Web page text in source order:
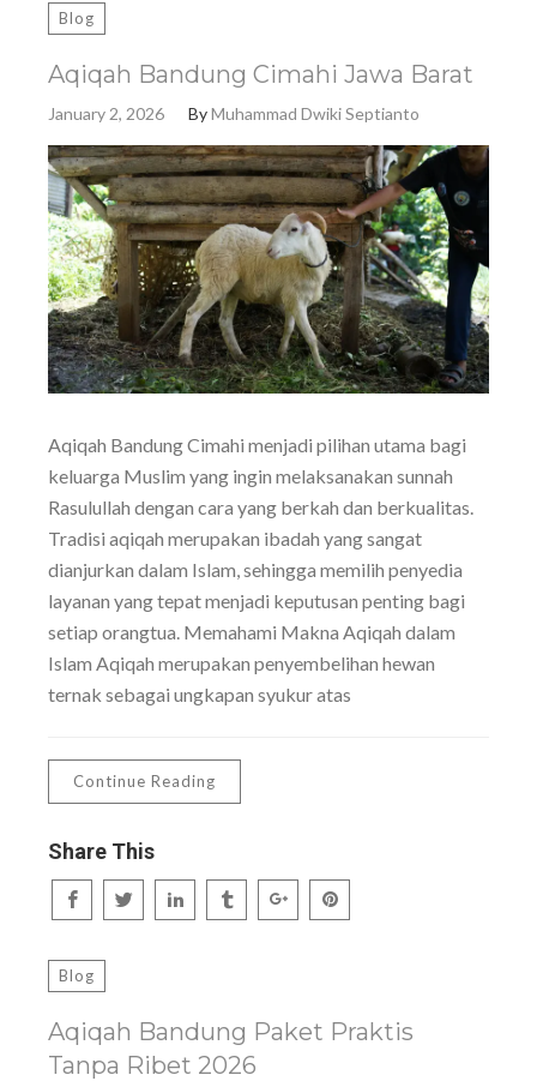
Blog
Aqiqah Bandung Cimahi Jawa Barat
January 2, 2026 ByMuhammad Dwiki Septianto
Aqiqah Bandung Cimahi menjadi pilihan utama bagi
keluarga Muslim yang ingin melaksanakan sunnah
Rasulullah dengan cara yang berkah dan berkualitas.
Tradisi aqiqah merupakan ibadah yang sangat
dianjurkan dalam Islam, sehingga memilih penyedia
layanan yang tepat menjadi keputusan penting bagi
setiap orangtua. Memahami Makna Aqiqah dalam
Islam Aqiqah merupakan penyembelihan hewan
ternak sebagai ungkapan syukur atas
Continue Reading
Share This
Blog
Aqiqah Bandung Paket Praktis
Tanpa Ribet 2026